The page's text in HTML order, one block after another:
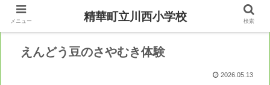
えんどう豆のさやむき体験
2026.05.13
メニュー 精華町立川西小学校 検索